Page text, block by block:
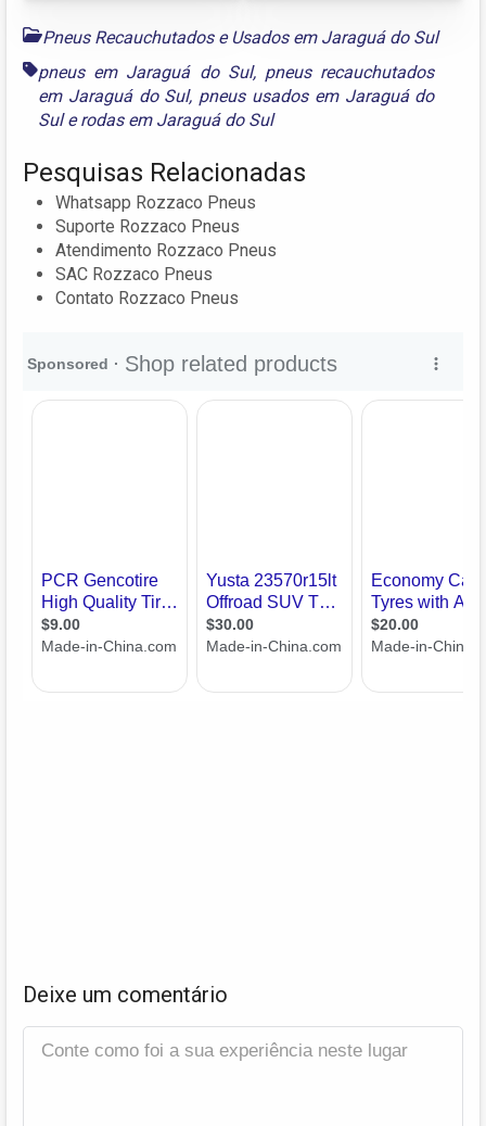
Pneus Recauchutados e Usados em Jaraguá do Sul
pneus em Jaraguá do Sul, pneus recauchutados
em Jaraguá do Sul, pneus usados em Jaraguá do
Sulerodas em Jaraguá do Sul
Pesquisas Relacionadas
Whatsapp Rozzaco Pneus
Suporte Rozzaco Pneus
Atendimento Rozzaco Pneus
SAC Rozzaco Pneus
Contato Rozzaco Pneus
Deixe um comentário